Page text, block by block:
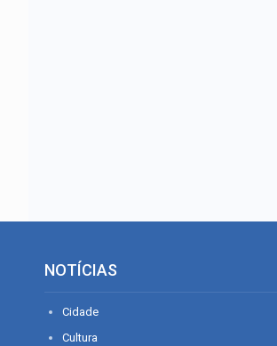
NOTÍCIAS
Cidade
Cultura